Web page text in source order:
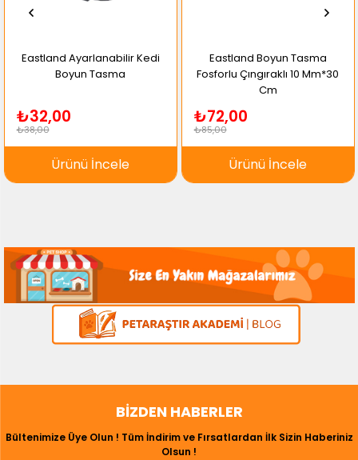
Eastland Ayarlanabilir Kedi
Boyun Tasma
₺32,00
₺38,00
Ürünü İncele
Eastland Boyun Tasma
Fosforlu Çıngıraklı 10 Mm*30
Cm
₺72,00
₺85,00
Ürünü İncele
BIZDEN HABERLER
Bültenimize Üye Olun ! Tüm İndirim ve Fırsatlardan İlk Sizin Haberiniz
Olsun !